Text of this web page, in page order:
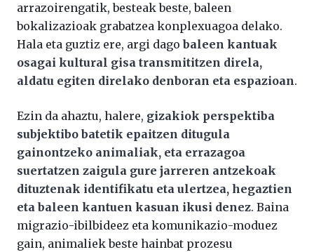
arrazoirengatik, besteak beste, baleen
bokalizazioak grabatzea konplexuagoa delako.
Hala eta guztiz ere, argi dagobaleen kantuak
osagai kultural gisa transmititzen direla,
aldatu egiten direlako denboran eta espazioan.
Ezin da ahaztu, halere, gizakiok perspektiba
subjektibo batetik epaitzen ditugula
gainontzeko animaliak, eta errazagoa
suertatzen zaigula gure jarreren antzekoak
dituztenak identifikatu eta ulertzea, hegaztien
eta baleen kantuen kasuan ikusi denez. Baina
migrazio-ibilbideez eta komunikazio-moduez
gain, animaliek beste hainbat prozesu